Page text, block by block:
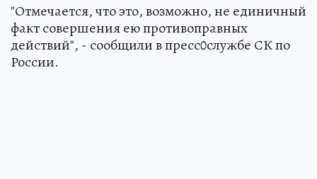
"Отмечается, что это, возможно, не единичный
факт совершения ею противоправных
действий", - сообщили в пресс0службе СК по
России.